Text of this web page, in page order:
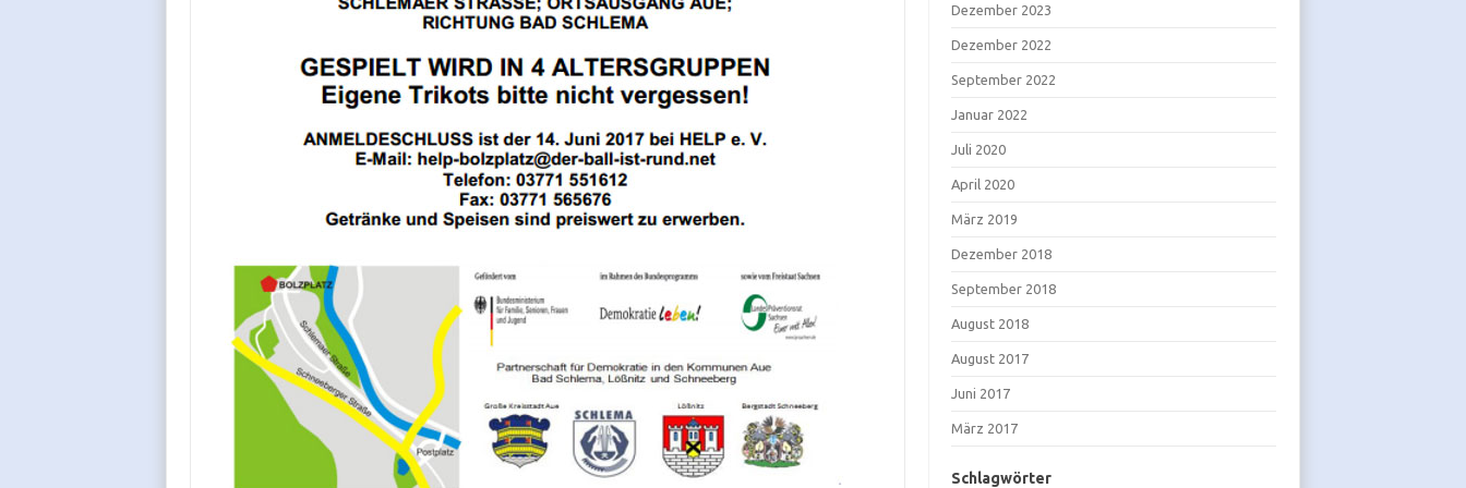
Dezember 2023
Dezember 2022
September 2022
Januar 2022
Juli 2020
April 2020
März 2019
Dezember 2018
September 2018
August 2018
August 2017
Juni 2017
März 2017
Schlagwörter